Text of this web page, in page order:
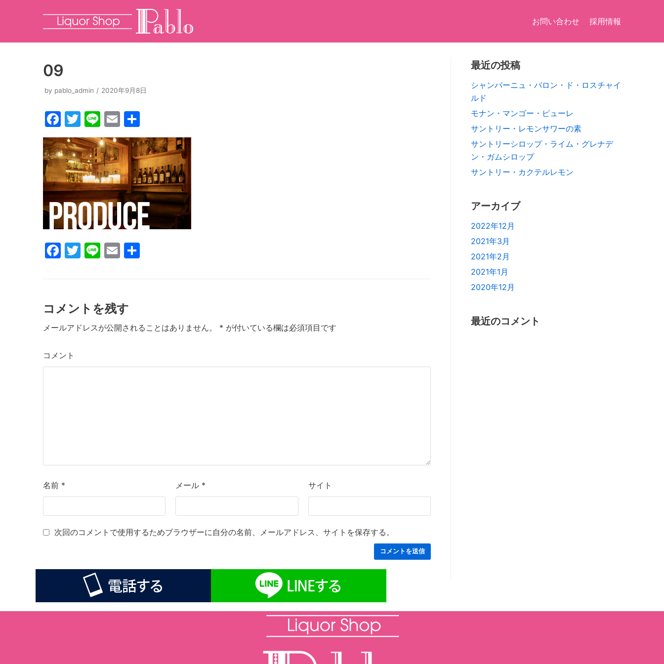
ン
お問い合わせ 採用情報
09
by pablo_admin 2020年9月8日
F
a
c
e
b
o
o
k
T
w
itt
er
Li
n
e
E
m
ai
l
有
F
b
o
k
T
Li E
コメントを残す
メールアドレスが公開されることはありません。 * が付いている欄は必須項目です
コメント
名前 * メール * サイト
次回のコメントで使用するためブラウザーに自分の名前、メールアドレス、サイトを保存する。
最近の投稿
シャンパーニュ・バロン・ド・ロスチャイ
ルド
モナン・マンゴー・ピューレ
サントリー・レモンサワーの素
サントリーシロップ・ライム・グレナデ
ン・ガムシロップ
サントリー・カクテルレモン
アーカイブ
2022年12月
2021年3月
2021年2月
2021年1月
2020年12月
最近のコメント